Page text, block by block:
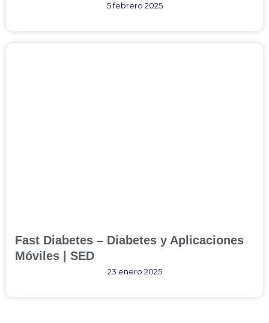
5 febrero 2025
Fast Diabetes – Diabetes y Aplicaciones
Móviles | SED
23 enero 2025